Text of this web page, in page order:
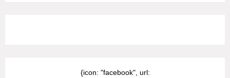
{icon: "facebook", url: